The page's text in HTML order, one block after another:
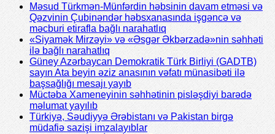
Məsud Türkmən-Münfərdin həbsinin davam etməsi və
Qəzvinin Çubinəndər həbsxanasında işgəncə və
məcburi etirafla bağlı narahatlıq
«Siyamək Mirzəyi» və «Əsgər Əkbərzadə»nin səhhəti
ilə bağlı narahatlıq
Güney Azərbaycan Demokratik Türk Birliyi (GADTB)
sayın Ata beyin əziz anasının vəfatı münasibəti ilə
başsağlığı mesajı yayıb
Müctəba Xameneyinin səhhətinin pisləşdiyi barədə
məlumat yayılıb
Türkiyə, Səudiyyə Ərəbistanı və Pakistan birgə
müdafiə sazişi imzalayıblar